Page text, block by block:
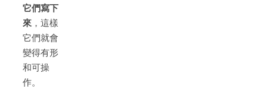
它們寫下
來 ，這樣
它們就會
變得有形
和可操
作。